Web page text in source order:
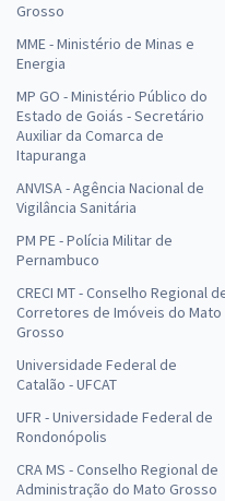
Grosso
MME - Ministério de Minas e
Energia
MP GO - Ministério Público do
Estado de Goiás - Secretário
Auxiliar da Comarca de
Itapuranga
ANVISA - Agência Nacional de
Vigilância Sanitária
PM PE - Polícia Militar de
Pernambuco
CRECI MT - Conselho Regional
Corretores de Imóveis do Mato
Grosso
Universidade Federal de
Catalão - UFCAT
UFR - Universidade Federal de
Rondonópolis
CRA MS - Conselho Regional de
Administração do Mato Grosso